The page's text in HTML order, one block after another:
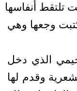
تلتقط أنفاسها
وجعها وهي
الذي دخل
وقدم لها